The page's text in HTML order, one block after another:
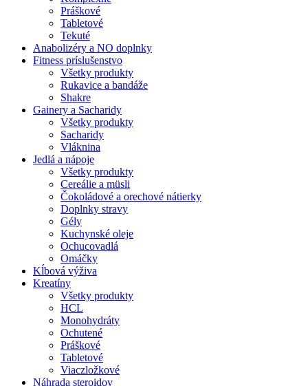
Práškové
Tabletové
Tekuté
Anabolizéry a NO doplnky
Fitness príslušenstvo
Všetky produkty
Rukavice a bandáže
Shakre
Gainery a Sacharidy
Všetky produkty
Sacharidy
Vláknina
Jedlá a nápoje
Všetky produkty
Cereálie a müsli
Čokoládové a orechové nátierky
Doplnky stravy
Gély
Kuchynské oleje
Ochucovadlá
Omáčky
Kĺbová výživa
Kreatíny
Všetky produkty
HCL
Monohydráty
Ochutené
Práškové
Tabletové
Viaczložkové
Náhrada steroidov